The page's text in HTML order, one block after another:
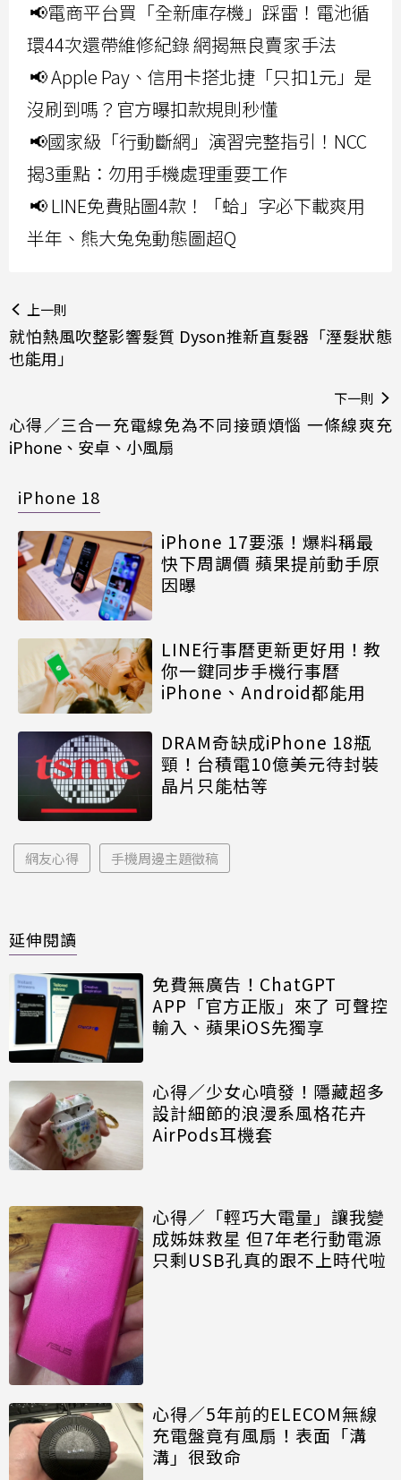
📢電商平台買「全新庫存機」踩雷！電池循
環44次還帶維修紀錄 網揭無良賣家手法
📢 Apple Pay、信用卡搭北捷「只扣1元」是
沒刷到嗎？官方曝扣款規則秒懂
📢國家級「行動斷網」演習完整指引！NCC
揭3重點：勿用手機處理重要工作
📢 LINE免費貼圖4款！「蛤」字必下載爽用
半年、熊大兔兔動態圖超Q
上一則
就怕熱風吹整影響髮質 Dyson推新直髮器「溼髮狀態
也能用」
下一則
心得／三合一充電線免為不同接頭煩惱 一條線爽充
iPhone、安卓、小風扇
iPhone 18
iPhone 17要漲！爆料稱最
快下周調價 蘋果提前動手原
因曝
LINE行事曆更新更好用！教
你一鍵同步手機行事曆
iPhone、Android都能用
DRAM奇缺成iPhone 18瓶
頸！台積電10億美元待封裝
晶片只能枯等
網友心得 手機周邊主題徵稿
延伸閱讀
免費無廣告！ChatGPT
APP「官方正版」來了 可聲控
輸入、蘋果iOS先獨享
心得／少女心噴發！隱藏超多
設計細節的浪漫系風格花卉
AirPods耳機套
心得／「輕巧大電量」讓我變
成姊妹救星 但7年老行動電源
只剩USB孔真的跟不上時代啦
心得／5年前的ELECOM無線
充電盤竟有風扇！表面「溝
溝」很致命